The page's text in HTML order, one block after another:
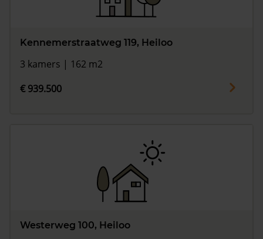
Kennemerstraatweg 119, Heiloo
3 kamers | 162 m2
€ 939.500
Westerweg 100, Heiloo